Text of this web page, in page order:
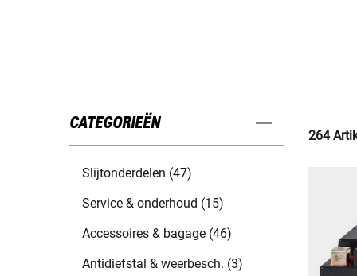
CATEGORIEËN
Slijtonderdelen (47)
Service & onderhoud (15)
Accessoires & bagage (46)
Antidiefstal & weerbesch. (3)
264